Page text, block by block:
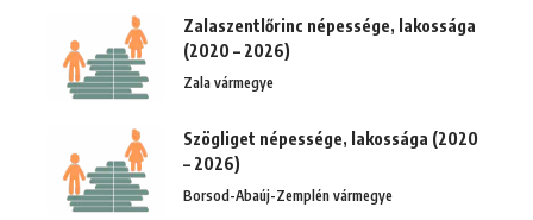
Zalaszentlőrinc népessége, lakossága
(2020 – 2026)
Zala vármegye
Szögliget népessége, lakossága (2020
– 2026)
Borsod-Abaúj-Zemplén vármegye